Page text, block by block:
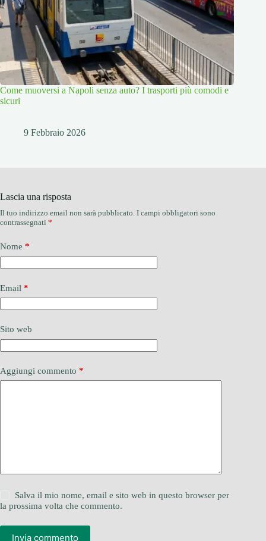
Come muoversi a Napoli senza auto? I trasporti più comodi e
sicuri
9 Febbraio 2026
Lascia una risposta
Il tuo indirizzo email non sarà pubblicato. I campi obbligatori sono
contrassegnati *
Nome *
Email *
Sito web
Aggiungi commento *
Salva il mio nome, email e sito web in questo browser per
la prossima volta che commento.
Invia commento